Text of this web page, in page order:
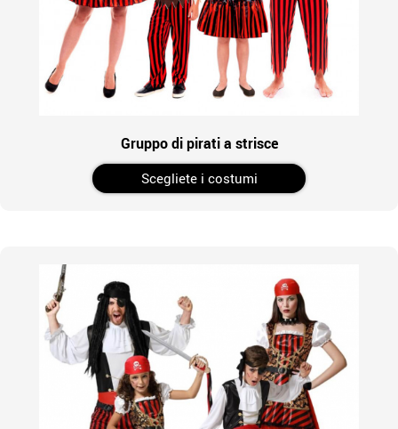
Gruppo di pirati a strisce
Scegliete i costumi